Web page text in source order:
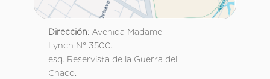
Dirección: Avenida Madame
Lynch N° 3500.
esq. Reservista de la Guerra del
Chaco.